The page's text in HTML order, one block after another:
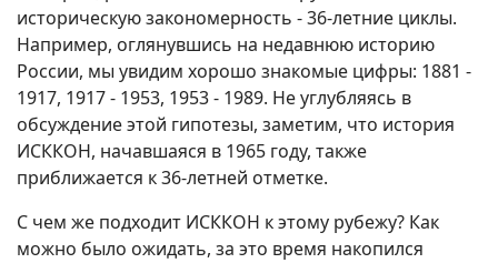
историческую закономерность - 36-летние циклы.
Например, оглянувшись на недавнюю историю
России, мы увидим хорошо знакомые цифры: 1881 -
1917, 1917 - 1953, 1953 - 1989. Не углубляясь в
обсуждение этой гипотезы, заметим, что история
ИСККОН, начавшаяся в 1965 году, также
приближается к 36-летней отметке.
С чем же подходит ИСККОН к этому рубежу? Как
можно было ожидать, за это время накопился